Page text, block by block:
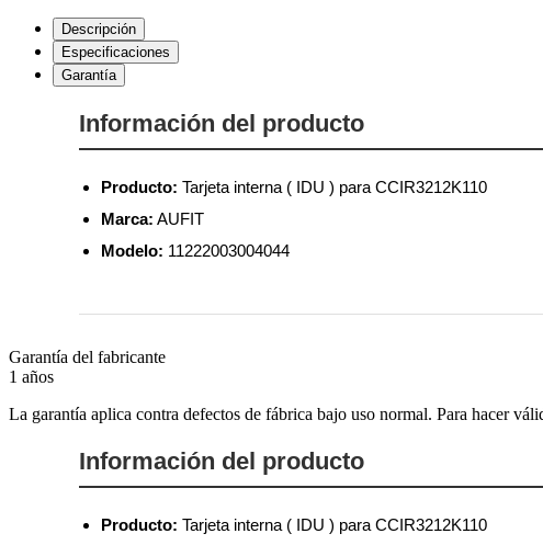
Descripción
Especificaciones
Garantía
Información del producto
Producto: Tarjeta interna ( IDU ) para CCIR3212K110
Marca: AUFIT
Modelo: 11222003004044
Garantía del fabricante
1 años
La garantía aplica contra defectos de fábrica bajo uso normal. Para hacer
Información del producto
Producto: Tarjeta interna ( IDU ) para CCIR3212K110